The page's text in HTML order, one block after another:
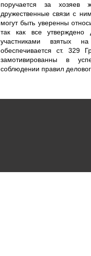
поручается за хозяев
дружественные связи с
могут быть уверенны
так как все утверждено
участниками взятых
обеспечивается ст. 329
замотивированны в
соблюдении правил